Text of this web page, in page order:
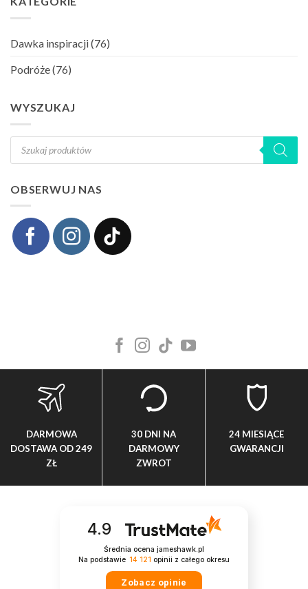
Dawka inspiracji(76)
Podróże(76)
WYSZUKAJ
Wyszukiwarka
produktów
OBSERWUJ NAS
DARMOWA
DOSTAWA OD 249
ZŁ
30 DNI NA
DARMOWY
ZWROT
24 MIESIĄCE
GWARANCJI
4.9
Średnia ocena jameshawk.pl
Na podstawie 14 121 opinii z całego okresu
Zobacz opinie